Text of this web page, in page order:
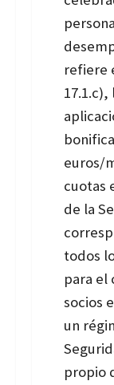
refiere
17.1.c),
euros/
cuotas
de la
todos
para el
socios
un
propio